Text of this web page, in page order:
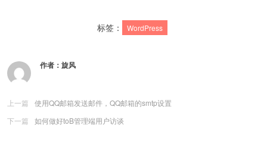
标签： WordPress
作者： 旋风
上一篇
使用QQ邮箱发送邮件，QQ邮箱的smtp设置
下一篇
如何做好toB管理端用户访谈